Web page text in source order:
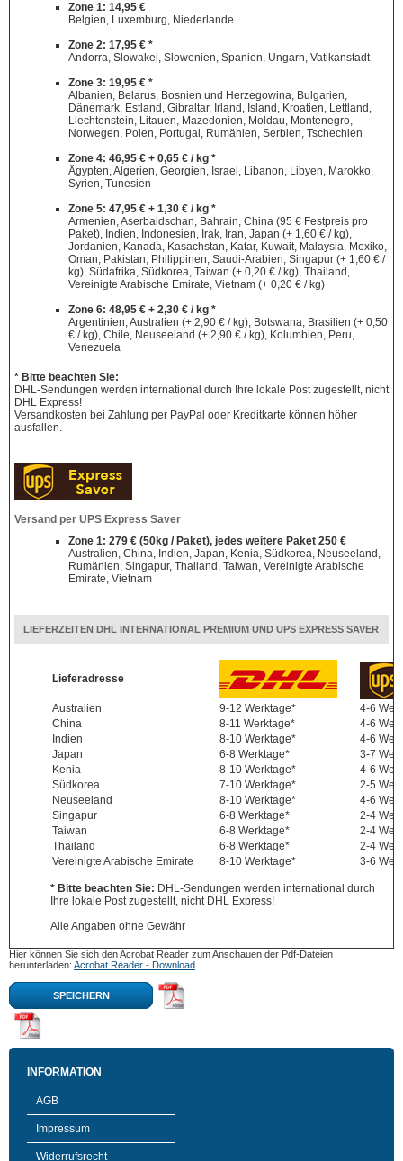
Zone 1: 14,95 €
Belgien, Luxemburg, Niederlande
Zone 2: 17,95 € *
Andorra, Slowakei, Slowenien, Spanien, Ungarn, Vatikanstadt
Zone 3: 19,95 € *
Albanien, Belarus, Bosnien und Herzegowina, Bulgarien,
Dänemark, Estland, Gibraltar, Irland, Island, Kroatien, Lettland,
Liechtenstein, Litauen, Mazedonien, Moldau, Montenegro,
Norwegen, Polen, Portugal, Rumänien, Serbien, Tschechien
Zone 4: 46,95 € + 0,65 € / kg *
Ägypten, Algerien, Georgien, Israel, Libanon, Libyen, Marokko,
Syrien, Tunesien
Zone 5: 47,95 € + 1,30 € / kg *
Armenien, Aserbaidschan, Bahrain, China (95 € Festpreis pro
Paket), Indien, Indonesien, Irak, Iran, Japan (+ 1,60 € / kg),
Jordanien, Kanada, Kasachstan, Katar, Kuwait, Malaysia, Mexiko,
Oman, Pakistan, Philippinen, Saudi-Arabien, Singapur (+ 1,60 € /
kg), Südafrika, Südkorea, Taiwan (+ 0,20 € / kg), Thailand,
Vereinigte Arabische Emirate, Vietnam (+ 0,20 € / kg)
Zone 6: 48,95 € + 2,30 € / kg *
Argentinien, Australien (+ 2,90 € / kg), Botswana, Brasilien (+ 0,50
€ / kg), Chile, Neuseeland (+ 2,90 € / kg), Kolumbien, Peru,
Venezuela
* Bitte beachten Sie:
DHL-Sendungen werden international durch Ihre lokale Post zugestellt, nicht
DHL Express!
Versandkosten bei Zahlung per PayPal oder Kreditkarte können höher
ausfallen.
Versand per UPS Express Saver
Zone 1: 279 € (50kg / Paket), jedes weitere Paket 250 €
Australien, China, Indien, Japan, Kenia, Südkorea, Neuseeland,
Rumänien, Singapur, Thailand, Taiwan, Vereinigte Arabische
Emirate, Vietnam
LIEFERZEITEN DHL INTERNATIONAL PREMIUM UND UPS EXPRESS SAVER
Lieferadresse
Australien 9-12 Werktage*
4-6
China
8-11 Werktage*
4-6
Indien
8-10 Werktage*
4-6
Japan
6-8 Werktage*
3-7
Kenia
8-10 Werktage*
4-6
Südkorea
7-10 Werktage*
2-5
Neuseeland
8-10 Werktage*
4-6
Singapur
6-8 Werktage*
2-4
Taiwan
6-8 Werktage*
2-4
Thailand
6-8 Werktage*
2-4
Vereinigte Arabische Emirate
8-10 Werktage* 3-6
* Bitte beachten Sie: DHL-Sendungen werden international durch
Ihre lokale Post zugestellt, nicht DHL Express!
Alle Angaben ohne Gewähr
Hier können Sie sich den Acrobat Reader zum Anschauen der Pdf-Dateien
herunterladen: Acrobat Reader - Download
SPEICHERN
INFORMATION
AGB
Impressum
Widerrufsrecht